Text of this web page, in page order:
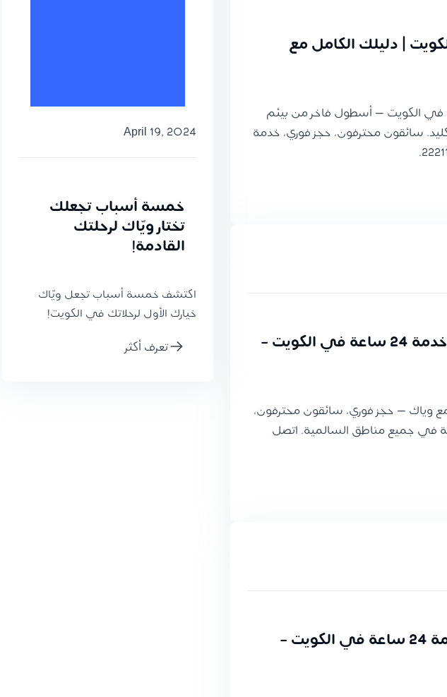
| دليلك الكامل مع
في الكويت — أسطول فاخر من بيئم
سائقون محترفون، حجز فوري، خدمة
تاكسي السالمية | خدمة 24 ساعة في الكويت -
وياك — حجز فوري، سائقون محترفون،
خدمة 24 ساعة في جميع مناطق السالمية. اتصل
تاكسي حولي | خدمة 24 ساعة في الكويت -
April 19, 2024
خمسة أسباب تجعلك
تختار ويّاك لرحلتك
القادمة!
اكتشف خمسة أسباب تجعل ويّاك
خيارك الأول لرحلاتك في الكويت!
تعرف أكثر